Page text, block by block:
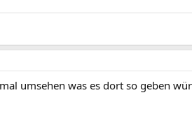
umsehen was es dort so geben